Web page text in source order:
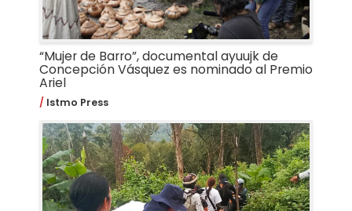
“Mujer de Barro”, documental ayuujk de
Concepción Vásquez es nominado al Premio
Ariel
Istmo Press